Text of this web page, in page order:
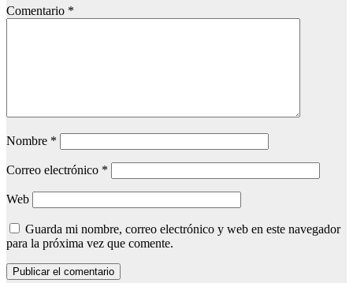
Comentario *
Nombre *
Correo electrónico *
Web
Guarda mi nombre, correo electrónico y web en este navegador
para la próxima vez que comente.